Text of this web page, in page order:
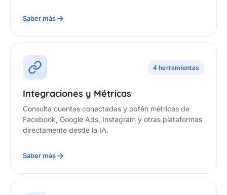
Saber más
4 herramientas
Integraciones y Métricas
Consulta cuentas conectadas y obtén métricas de
Facebook, Google Ads, Instagram y otras plataformas
directamente desde la IA.
Saber más